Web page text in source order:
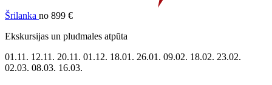
Šrilanka no 899 €
Ekskursijas un pludmales atpūta
01.11. 12.11. 20.11. 01.12. 18.01. 26.01. 09.02. 18.02. 23.02.
02.03. 08.03. 16.03.